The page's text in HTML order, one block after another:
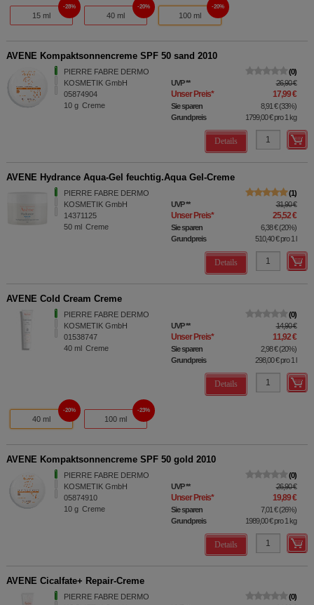
15 ml
28%
40 ml
20%
100 ml
20%
AVENE Kompaktsonnencreme SPF 50 sand 2010
PIERRE FABRE DERMO
KOSMETIK GmbH
05874904
10 g Creme
0
UVP** 26,90 €
Unser Preis* 17,99 €
Sie sparen 8,91 €(33%)
Grundpreis
1799,00 €pro 1 kg
Details
AVENE Hydrance Aqua-Gel feuchtig.Aqua Gel-Creme
PIERRE FABRE DERMO
KOSMETIK GmbH
14371125
50 ml Creme
1
UVP** 31,90 €
Unser Preis* 25,52 €
Sie sparen 6,38 €(20%)
Grundpreis
510,40 €pro 1 l
Details
AVENE Cold Cream Creme
PIERRE FABRE DERMO
KOSMETIK GmbH
01538747
40 ml Creme
0
UVP** 14,90 €
Unser Preis* 11,92 €
Sie sparen 2,98 €(20%)
Grundpreis
298,00 €pro 1 l
Details
40 ml
20%
100 ml
23%
AVENE Kompaktsonnencreme SPF 50 gold 2010
PIERRE FABRE DERMO
KOSMETIK GmbH
05874910
10 g Creme
0
UVP** 26,90 €
Unser Preis* 19,89 €
Sie sparen 7,01 €(26%)
Grundpreis
1989,00 €pro 1 kg
Details
AVENE Cicalfate+ Repair-Creme
PIERRE FABRE DERMO
0